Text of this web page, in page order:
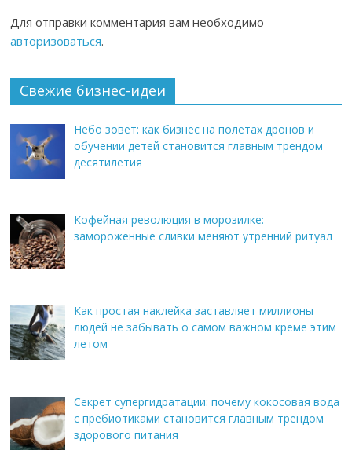
Для отправки комментария вам необходимо
авторизоваться.
Свежие бизнес-идеи
Небо зовёт: как бизнес на полётах дронов и
обучении детей становится главным трендом
десятилетия
Кофейная революция в морозилке:
замороженные сливки меняют утренний ритуал
Как простая наклейка заставляет миллионы
людей не забывать о самом важном креме этим
летом
Секрет супергидратации: почему кокосовая вода
с пребиотиками становится главным трендом
здорового питания